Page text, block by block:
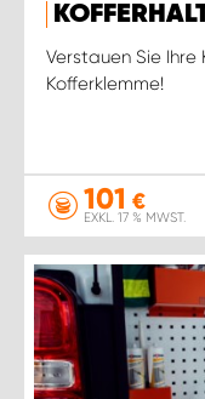
Verstauen Sie
Kofferklemme!
101 €
EXKL. 17 % MWST.